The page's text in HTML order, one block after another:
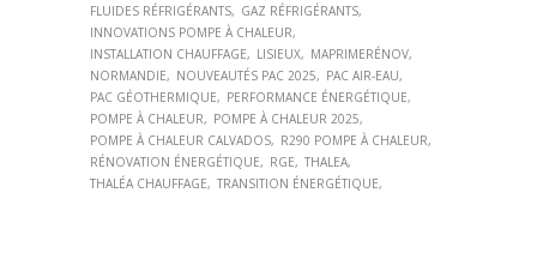
FLUIDES RÉFRIGÉRANTS
GAZ RÉFRIGÉRANTS
INNOVATIONS POMPE À CHALEUR
INSTALLATION CHAUFFAGE
LISIEUX
MAPRIMERÉNOV
NORMANDIE
NOUVEAUTÉS PAC 2025
PAC AIR-EAU
PAC GÉOTHERMIQUE
PERFORMANCE ÉNERGÉTIQUE
POMPE À CHALEUR
POMPE À CHALEUR 2025
POMPE À CHALEUR CALVADOS
R290 POMPE À CHALEUR
RÉNOVATION ÉNERGÉTIQUE
RGE
THALEA
THALÉA CHAUFFAGE
TRANSITION ÉNERGÉTIQUE